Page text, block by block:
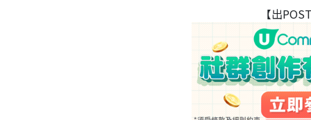
【出